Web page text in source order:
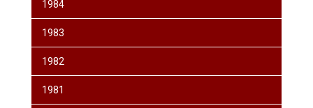
1984
1983
1982
1981